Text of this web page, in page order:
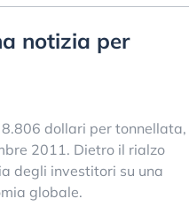
notizia per
dollari per tonnellata,
2011. Dietro il rialzo
degli investitori su una
globale.